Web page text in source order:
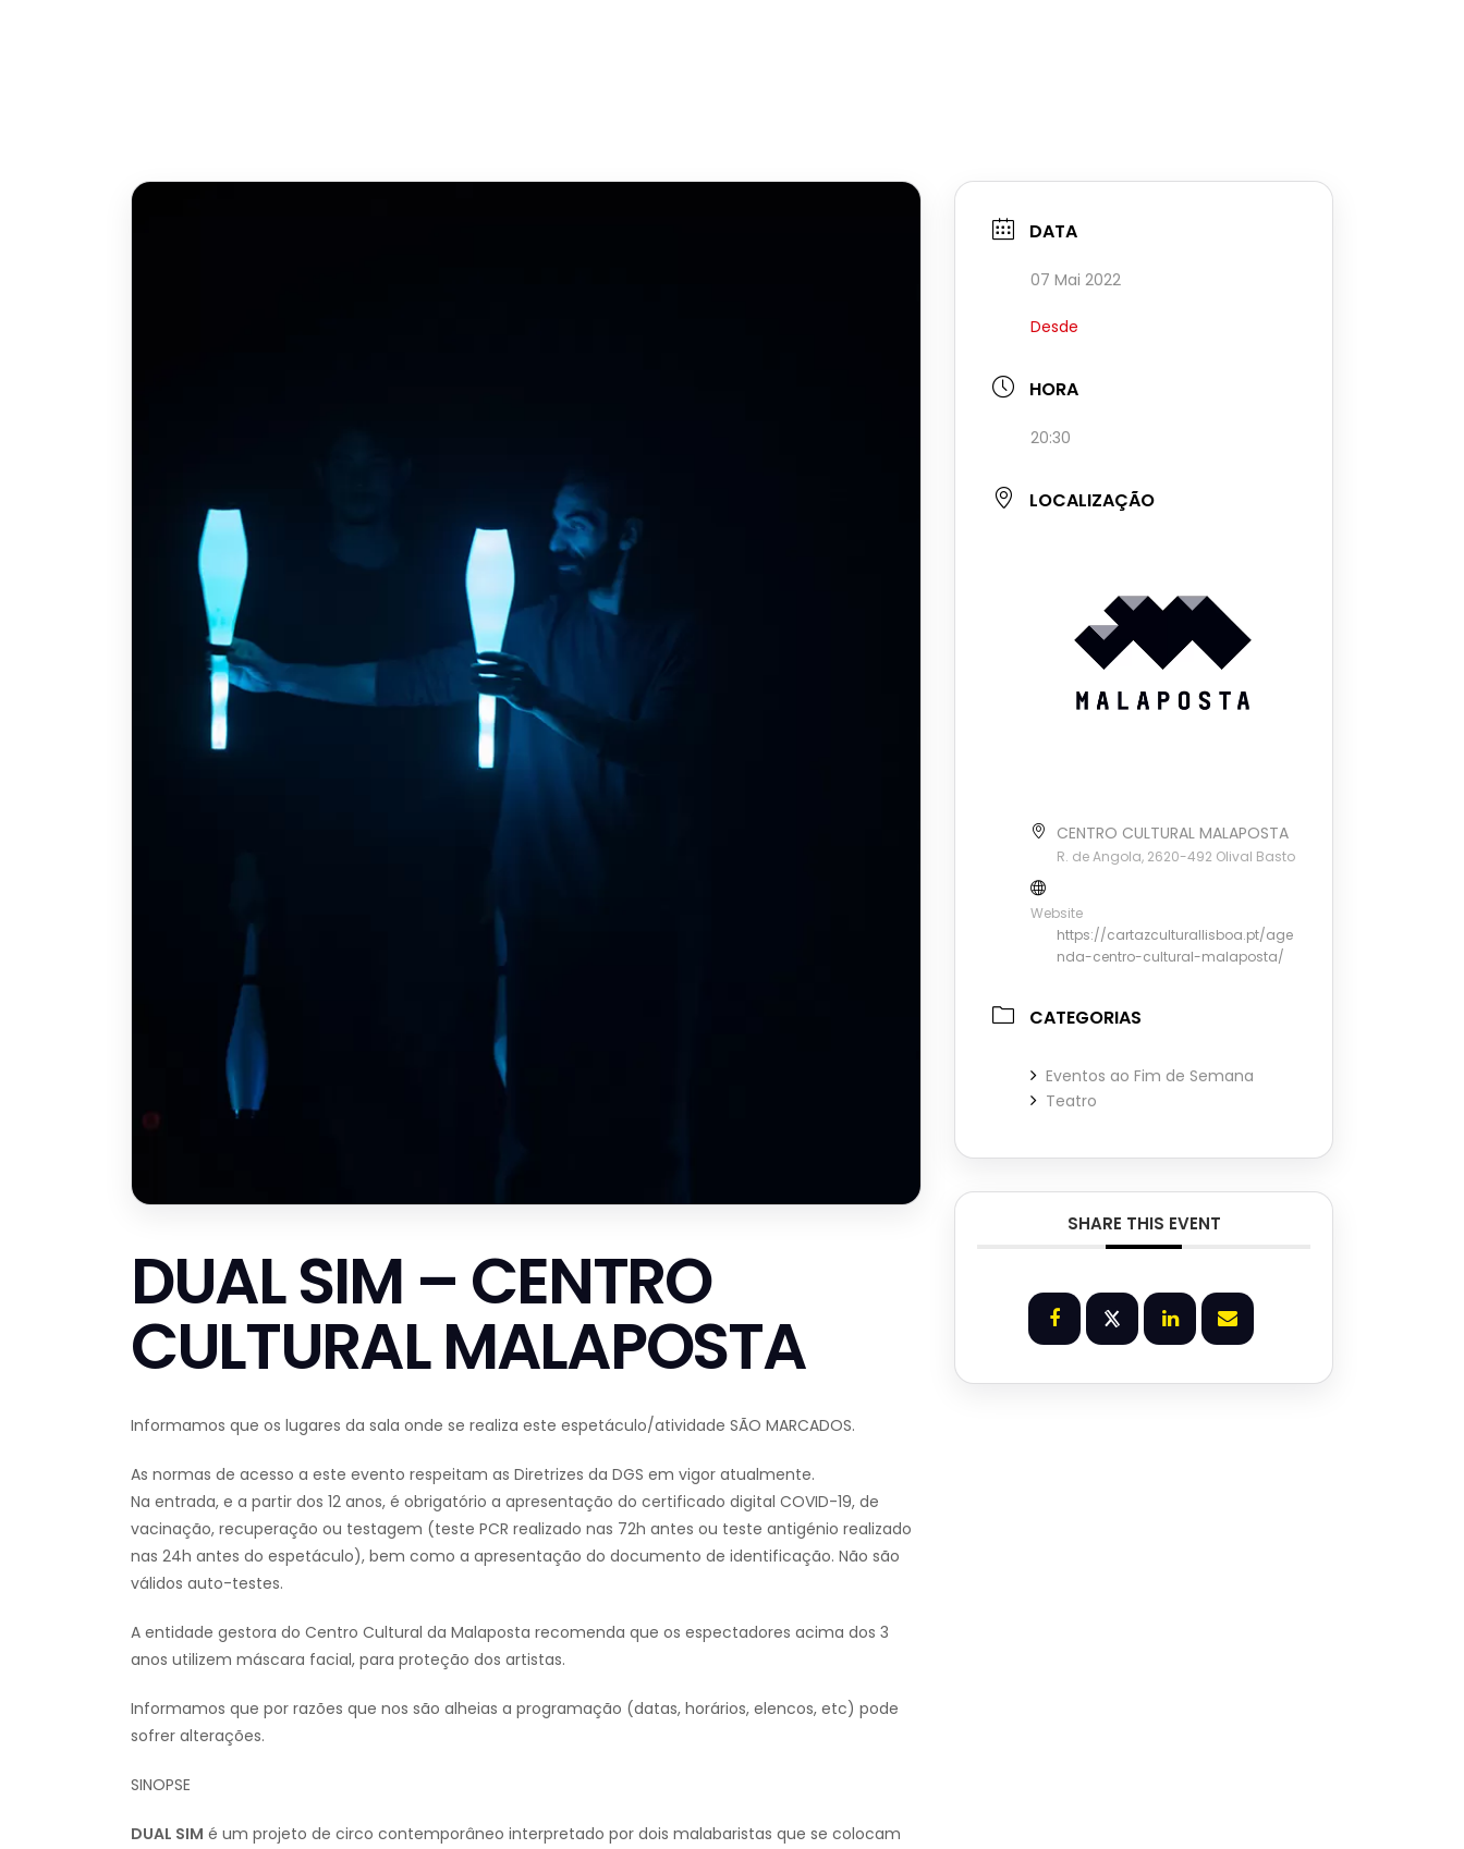
DUAL SIM – CENTRO
CULTURAL MALAPOSTA
Informamos que os lugares da sala onde se realiza este espetáculo/atividade SÃO MARCADOS.
As normas de acesso a este evento respeitam as Diretrizes da DGS em vigor atualmente.
Na entrada, e a partir dos 12 anos, é obrigatório a apresentação do certificado digital COVID-19, de
vacinação, recuperação ou testagem (teste PCR realizado nas 72h antes ou teste antigénio realizado
nas 24h antes do espetáculo), bem como a apresentação do documento de identificação. Não são
válidos auto-testes.
A entidade gestora do Centro Cultural da Malaposta recomenda que os espectadores acima dos 3
anos utilizem máscara facial, para proteção dos artistas.
Informamos que por razões que nos são alheias a programação (datas, horários, elencos, etc) pode
sofrer alterações.
SINOPSE
DUAL SIM é um projeto de circo contemporâneo interpretado por dois malabaristas que se colocam
DATA
07 Mai 2022
Desde
HORA
20:30
LOCALIZAÇÃO
CENTRO CULTURAL MALAPOSTA
R. de Angola, 2620-492 Olival Basto
Website
https://cartazculturallisboa.pt/age
nda-centro-cultural-malaposta/
CATEGORIAS
Eventos ao Fim de Semana
Teatro
SHARE THIS EVENT